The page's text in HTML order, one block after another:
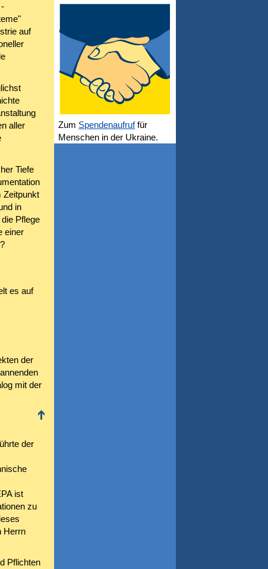
auf
aller
Tiefe
Zeitpunkt
in
Pflege
einer
es auf
der
mit der
der
ist
zu
Herrn
Pflichten
Zum Spendenaufruffür
Menschen in der Ukraine.